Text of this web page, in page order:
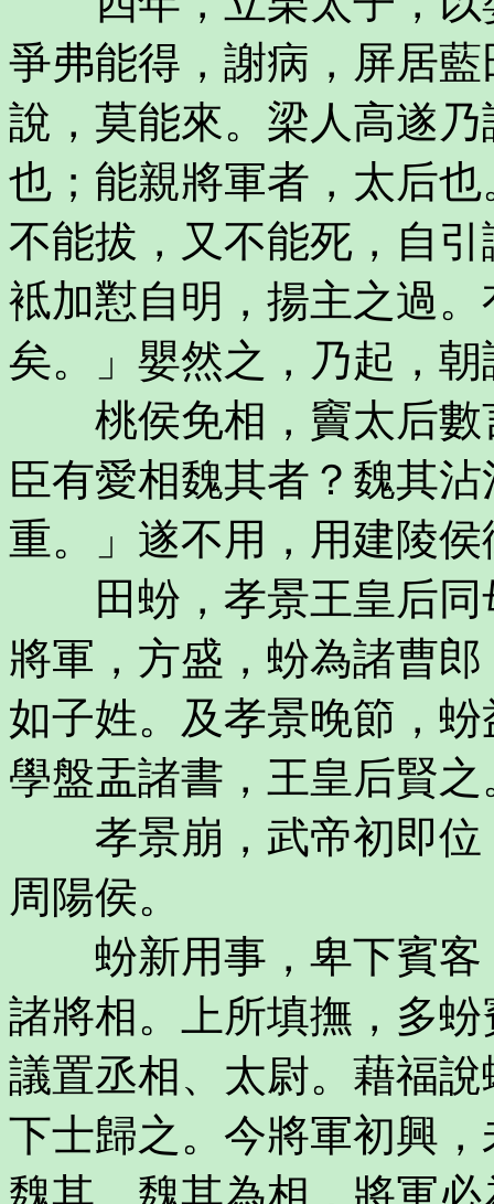
爭弗能得，謝病，屏居
說，莫能來。梁人高遂
也；能親將軍者，太后
不能拔，又不能死，自
袛加懟自明，揚主之過
矣。」嬰然之，乃起，
桃侯免相，竇太后數
臣有愛相魏其者？魏其
重。」遂不用，用建陵
田蚡，孝景王皇后同
將軍，方盛，蚡為諸曹
如子姓。及孝景晚節，
學盤盂諸書，王皇后賢之
孝景崩，武帝初即位
周陽侯。
蚡新用事，卑下賓客
諸將相。上所填撫，多
議置丞相、太尉。藉福
下士歸之。今將軍初興
魏其。魏其為相，將軍